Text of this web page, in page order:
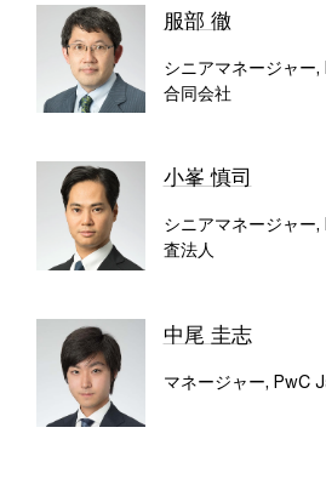
服部 徹
シニアマネージャー
合同会社
小峯 慎司
シニアマネージャー
査法人
中尾 圭志
マネージャー, PwC